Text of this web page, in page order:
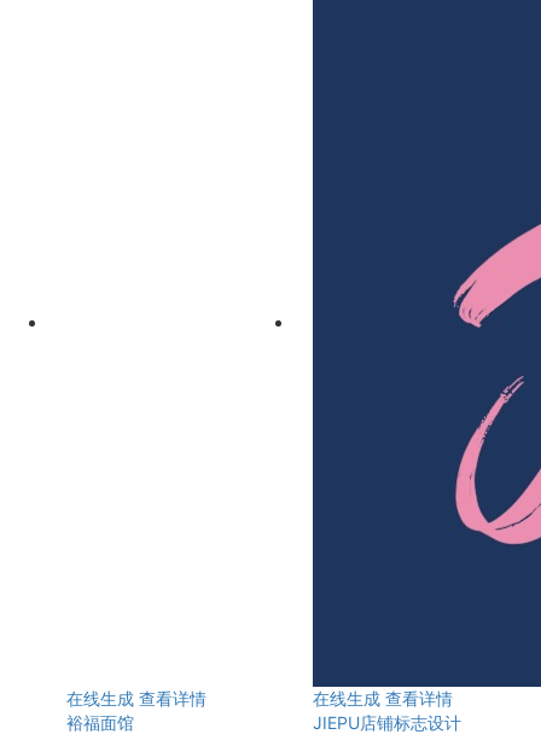
在线生成 查看详情
裕福面馆
在线生成 查看详情
JIEPU店铺标志设计